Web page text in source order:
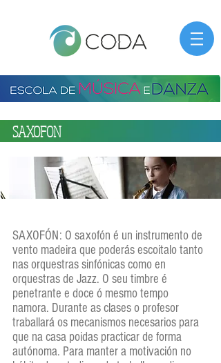
SAXOFON
SAXOFÓN: O saxofón é un instrumento de
vento madeira que poderás escoitalo tanto
nas orquestras sinfónicas como en
orquestras de Jazz. O seu timbre é
penetrante e doce ó mesmo tempo
namora. Durante as clases o profesor
traballará os mecanismos necesarios para
que na casa poidas practicar de forma
autónoma. Para manter a motivación no